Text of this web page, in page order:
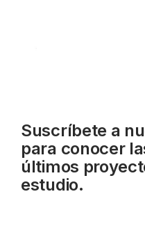
Suscríbete a
para conocer
últimos
estudio.